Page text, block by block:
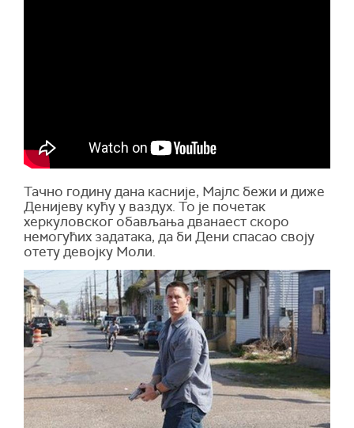
Тачно годину дана касније, Мајлс бежи и диже
Денијеву кућу у ваздух. То је почетак
херкуловског обављања дванаест скоро
немогућих задатака, да би Дени спасао своју
отету девојку Моли.